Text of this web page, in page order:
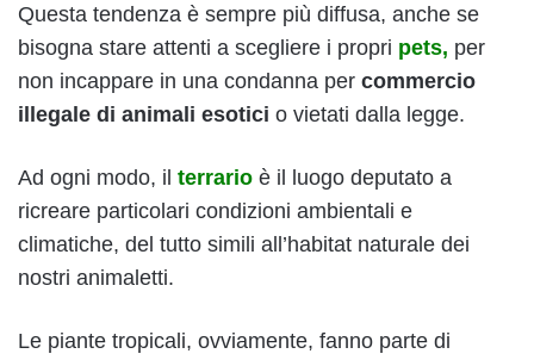
Questa tendenza è sempre più diffusa, anche se
bisogna stare attenti a scegliere i propri pets, per
non incappare in una condanna per commercio
illegale di animali esotici o vietati dalla legge.
Ad ogni modo, il terrario è il luogo deputato a
ricreare particolari condizioni ambientali e
climatiche, del tutto simili all’habitat naturale dei
nostri animaletti.
Le piante tropicali, ovviamente, fanno parte di